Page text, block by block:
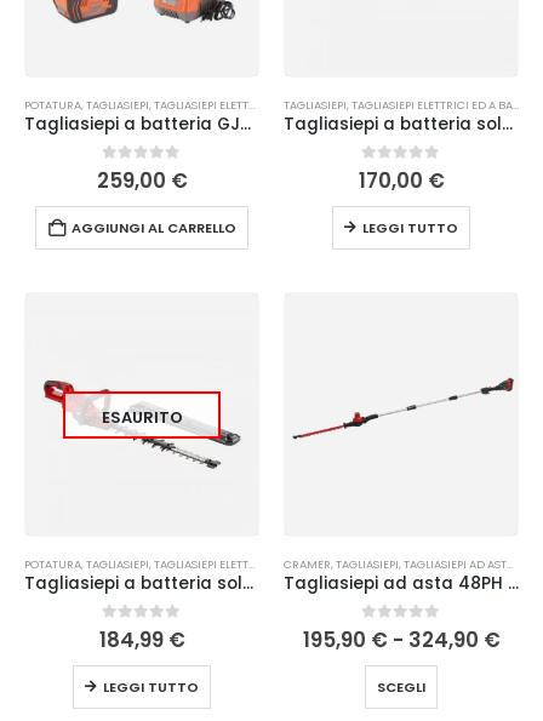
POTATURA,TAGLIASIEPI,TAGLIASIEPI ELETTRICI ED A BATTERIA
Tagliasiepi a batteria GJB1-D Kasei
0Su 5
259,00 €
AGGIUNGI AL CARRELLO
TAGLIASIEPI,TAGLIASIEPI ELETTRICI ED A BATTERIA
Tagliasiepi a batteria solo® by AL-KO HT 3645
0Su 5
170,00 €
LEGGI TUTTO
ESAURITO
POTATURA,TAGLIASIEPI,TAGLIASIEPI ELETTRICI ED A BATTERIA
Tagliasiepi a batteria solo® by AL-KO HT 3660
0Su 5
184,99 €
LEGGI TUTTO
CRAMER,TAGLIASIEPI,TAGLIASIEPI AD ASTA
Tagliasiepi ad asta 48PH Cramer
0 Su 5
195,90 € - 324,90 €
SCEGLI